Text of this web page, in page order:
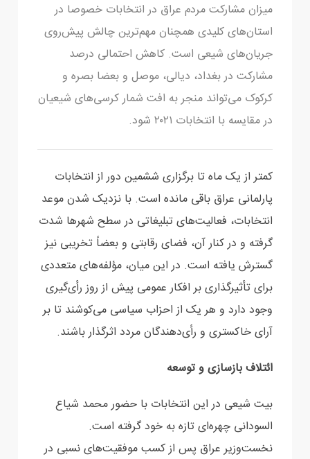
میزان مشارکت مردم عراق در انتخابات خصوصا در
استان‌های کلیدی همچنان مهم‌ترین چالش ‏پیش‌روی
جریان‌های شیعی است. کاهش احتمالی درصد
مشارکت در بغداد، دیالی، موصل و بعضا بصره و
‏کرکوک می‌تواند منجر به افت شمار کرسی‌های شیعیان
در مقایسه با انتخابات ۲۰۲۱ شود.
کمتر از یک ماه تا برگزاری ششمین دور از انتخابات
پارلمانی عراق باقی مانده است. با نزدیک شدن موعد
‏انتخابات، فعالیت‌های تبلیغاتی در سطح شهرها شدت
گرفته و در کنار آن، فضای رقابتی و بعضاً تخریبی نیز
‏گسترش یافته است. در این میان، مؤلفه‌های متعددی
برای تأثیرگذاری بر افکار عمومی پیش از روز رأی‌گیری
‏وجود دارد و هر یک از احزاب سیاسی می‌کوشند تا بر
آرای خاکستری و رأی‌دهندگان مردد اثرگذار باشند.‏
ائتلاف بازسازی و توسعه
بیت شیعی در این انتخابات با حضور محمد شیاع
السودانی چهره‌ای تازه به خود گرفته است.
نخست‌وزیر ‏عراق پس از کسب موفقیت‌های نسبی در